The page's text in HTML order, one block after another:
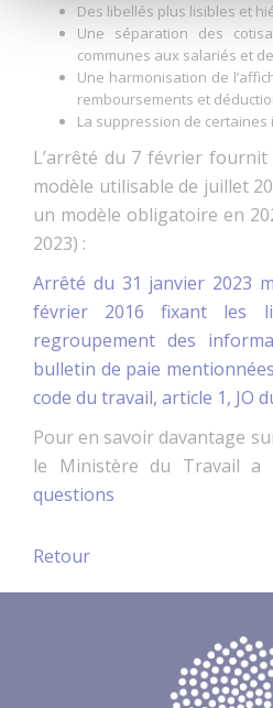
Des libellés plus lisibles et
Une séparation des
communes aux salariés et
Une harmonisation de
remboursements et
La suppression de certaines
L’arrêté du 7 février
modèle utilisable de juillet
un modèle obligatoire en
2023) :
Arrêté du 31 janvier 2023
février 2016 fixant les
regroupement des
bulletin de paie
code du travail, article 1, JO
Pour en savoir davantage
le Ministère du Travail a
questions
Retour